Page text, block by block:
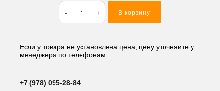
Количество
товара
Ремкомплект
Kubota
V1903
В корзину
Если у товара не установлена цена, цену уточняйте у
менеджера по телефонам:
+7 (978) 095-28-84